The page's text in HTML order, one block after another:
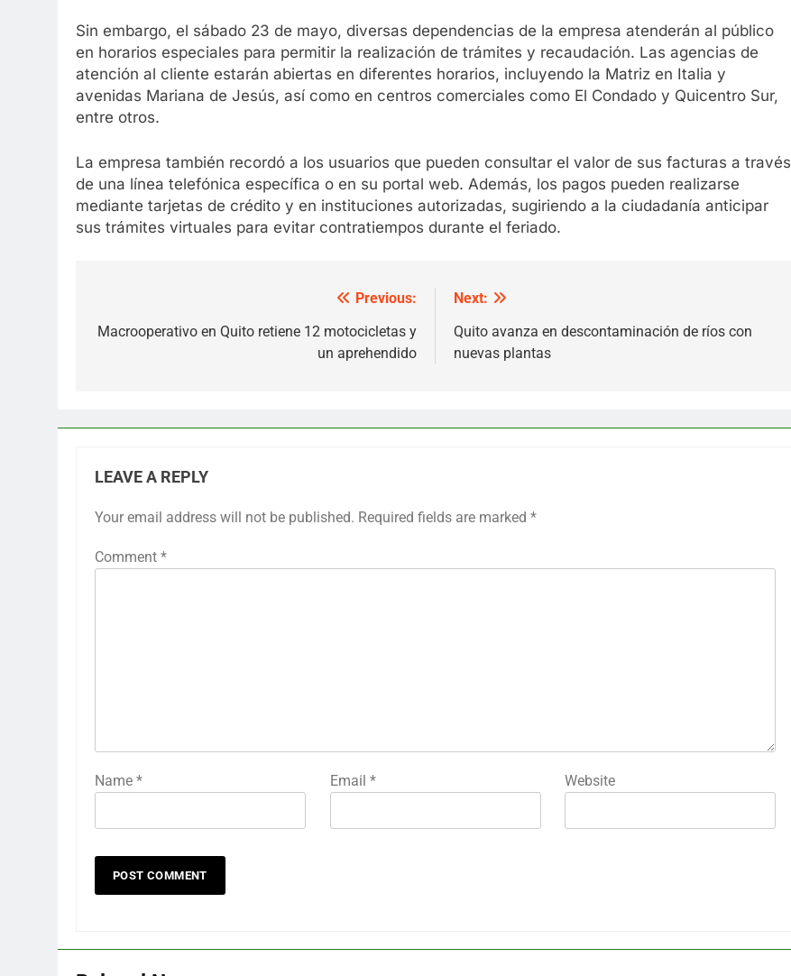
Sin embargo, el sábado 23 de mayo, diversas dependencias de la empresa atenderán al público
en horarios especiales para permitir la realización de trámites y recaudación. Las agencias de
atención al cliente estarán abiertas en diferentes horarios, incluyendo la Matriz en Italia y
avenidas Mariana de Jesús, así como en centros comerciales como El Condado y Quicentro Sur,
entre otros.
La empresa también recordó a los usuarios que pueden consultar el valor de sus facturas a través
de una línea telefónica específica o en su portal web. Además, los pagos pueden realizarse
mediante tarjetas de crédito y en instituciones autorizadas, sugiriendo a la ciudadanía anticipar
sus trámites virtuales para evitar contratiempos durante el feriado.
navigation
Previous:
Macrooperativo en Quito retiene 12 motocicletas y
un aprehendido
Next:
Quito avanza en descontaminación de ríos con
nuevas plantas
LEAVE A REPLY
Your email address will not be published. Required fields are marked *
Comment *
Name * Email * Website